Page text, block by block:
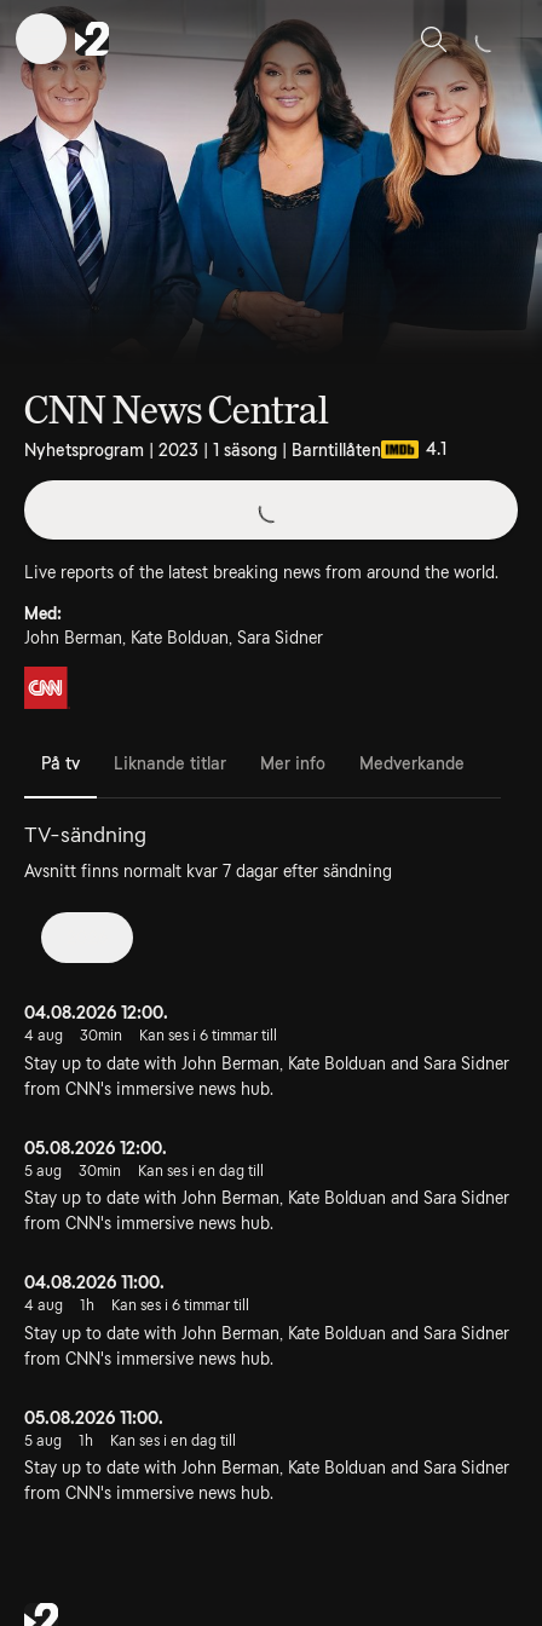
Sök
CNN News Central
Nyhetsprogram | 2023 | 1 säsong | Barntillåten 4.1
Live reports of the latest breaking news from around the world.
Med:
John Berman, Kate Bolduan, Sara Sidner
På tv Liknande titlar Mer info Medverkande
TV-sändning
Avsnitt finns normalt kvar 7 dagar efter sändning
04.08.2026 12:00.
4 aug 30min Kan ses i 6 timmar till
Stay up to date with John Berman, Kate Bolduan and Sara Sidner
from CNN's immersive news hub.
05.08.2026 12:00.
5 aug 30min Kan ses i en dag till
Stay up to date with John Berman, Kate Bolduan and Sara Sidner
from CNN's immersive news hub.
04.08.2026 11:00.
4 aug 1h Kan ses i 6 timmar till
Stay up to date with John Berman, Kate Bolduan and Sara Sidner
from CNN's immersive news hub.
05.08.2026 11:00.
5 aug 1h Kan ses i en dag till
Stay up to date with John Berman, Kate Bolduan and Sara Sidner
from CNN's immersive news hub.